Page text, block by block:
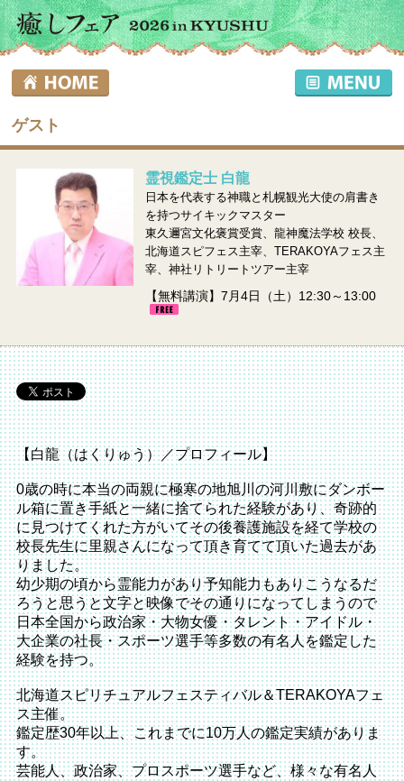
ゲスト
霊視鑑定士 白龍
日本を代表する神職と札幌観光大使の肩書き
を持つサイキックマスター
東久邇宮文化褒賞受賞、龍神魔法学校 校長、
北海道スピフェス主宰、TERAKOYAフェス主
宰、神社リトリートツアー主宰
【無料講演】7月4日（土）12:30～13:00
【白龍（はくりゅう）／プロフィール】
0歳の時に本当の両親に極寒の地旭川の河川敷にダンボー
ル箱に置き手紙と一緒に捨てられた経験があり、奇跡的
に見つけてくれた方がいてその後養護施設を経て学校の
校長先生に里親さんになって頂き育てて頂いた過去があ
りました。
幼少期の頃から霊能力があり予知能力もありこうなるだ
ろうと思うと文字と映像でその通りになってしまうので
日本全国から政治家・大物女優・タレント・アイドル・
大企業の社長・スポーツ選手等多数の有名人を鑑定した
経験を持つ。
北海道スピリチュアルフェスティバル＆TERAKOYAフェ
ス主催。
鑑定歴30年以上、これまでに10万人の鑑定実績がありま
す。
芸能人、政治家、プロスポーツ選手など、様々な有名人